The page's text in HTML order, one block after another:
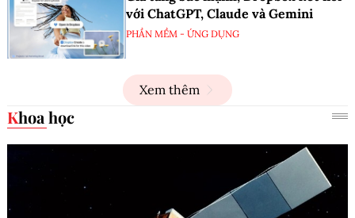
với ChatGPT, Claude và Gemini
PHẦN MỀM - ỨNG DỤNG
Xem thêm
Khoa học